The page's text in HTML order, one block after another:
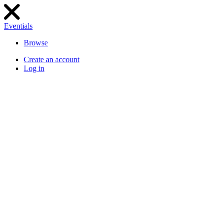
Eventials
Browse
Create an account
Log in